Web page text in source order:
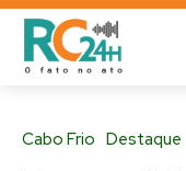
Cabo Frio Destaque